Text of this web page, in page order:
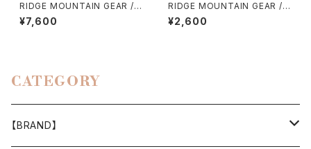
RIDGE MOUNTAIN GEAR / B
ASIC CAP（2026）
¥7,600
RIDGE MOUNTAIN GEAR /
NECK WRAP TOWEL
¥2,600
CATEGORY
【BRAND】